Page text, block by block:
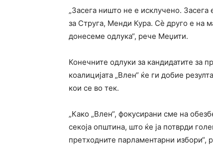
„Засега ништо не е исклучено.
за Струга, Менди Кура. Сѐ друго е на
донесеме одлука“, рече Меџити.
Конечните одлуки за кандидатите за
коалицијата „Влен“ ќе ги добие
кои се во тек.
„Како „Влен“, фокусирани сме на
секоја општина, што ќе ја потврди
претходните парламентарни избори“,